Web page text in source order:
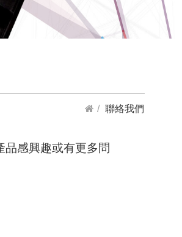
聯絡我們
感興趣或有更多問